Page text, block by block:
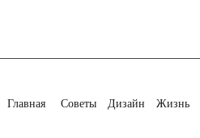
Главная Советы Дизайн Жизнь